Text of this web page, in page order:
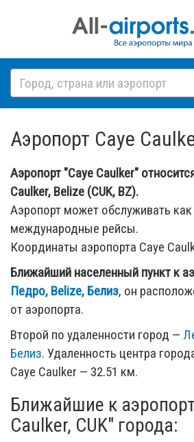
Аэропорт Caye
Аэропорт "Caye Caulker"
Caulker, Belize (CUK, BZ).
Аэропорт может обслуживать
международные рейсы.
Координаты аэропорта Caye
Ближайший населенный пункт к
Педро, Belize, Белиз, он
от аэропорта.
Второй по удаленности город —
Белиз. Удаленность центра
Caye Caulker — 32.51 км.
Ближайшие к
Caulker, CUK" города: